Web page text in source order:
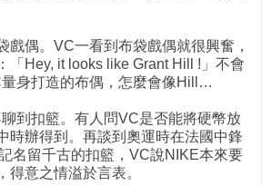
戲偶。VC一看到布袋戲偶就很興奮，
「Hey, it looks like Grant Hill !」不會
身打造的布偶，怎麼會像Hill…
到扣籃。有人問VC是否能將硬幣放
時辦得到。再談到奧運時在法國中鋒
名留千古的扣籃，VC說NIKE本來要
得意之情溢於言表。